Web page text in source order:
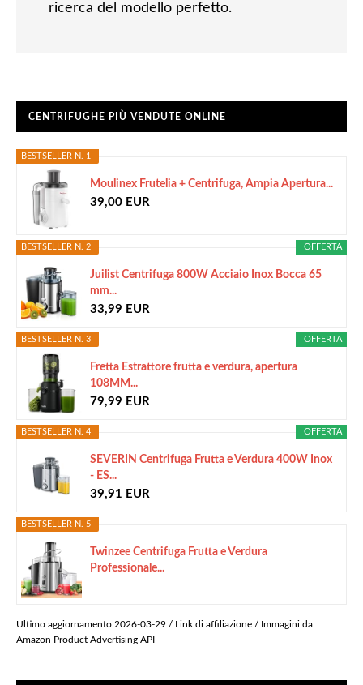
ricerca del modello perfetto.
CENTRIFUGHE PIÙ VENDUTE ONLINE
BESTSELLER N. 1
Moulinex Frutelia + Centrifuga, Ampia Apertura...
39,00 EUR
OFFERTA
BESTSELLER N. 2
Juilist Centrifuga 800W Acciaio Inox Bocca 65
mm...
33,99 EUR
OFFERTA
BESTSELLER N. 3
Fretta Estrattore frutta e verdura, apertura
108MM...
79,99 EUR
OFFERTA
BESTSELLER N. 4
SEVERIN Centrifuga Frutta e Verdura 400W Inox
- ES...
39,91 EUR
BESTSELLER N. 5
Twinzee Centrifuga Frutta e Verdura
Professionale...
Ultimo aggiornamento 2026-03-29 / Link di affiliazione / Immagini da
Amazon Product Advertising API